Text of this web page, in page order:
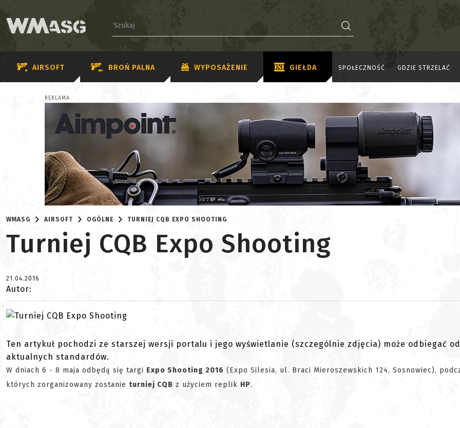
AIRSOFT BROŃ PALNA WYPOSAŻENIE GIEŁDA SPOŁECZNOŚĆ GDZIE STRZELAĆ
REKLAMA
WMASG AIRSOFT OGÓLNE TURNIEJ CQB EXPO SHOOTING
Turniej CQB Expo Shooting
21.04.2016
Autor:
Ten artykuł pochodzi ze starszej wersji portalu i jego wyświetlanie (szczególnie zdjęcia) może odbiegać od
aktualnych standardów.
W dniach 6 - 8 maja odbędą się targi Expo Shooting 2016 (Expo Silesia, ul. Braci Mieroszewskich 124, Sosnowiec),
których zorganizowany zostanie turniej CQB z użyciem replik HP.